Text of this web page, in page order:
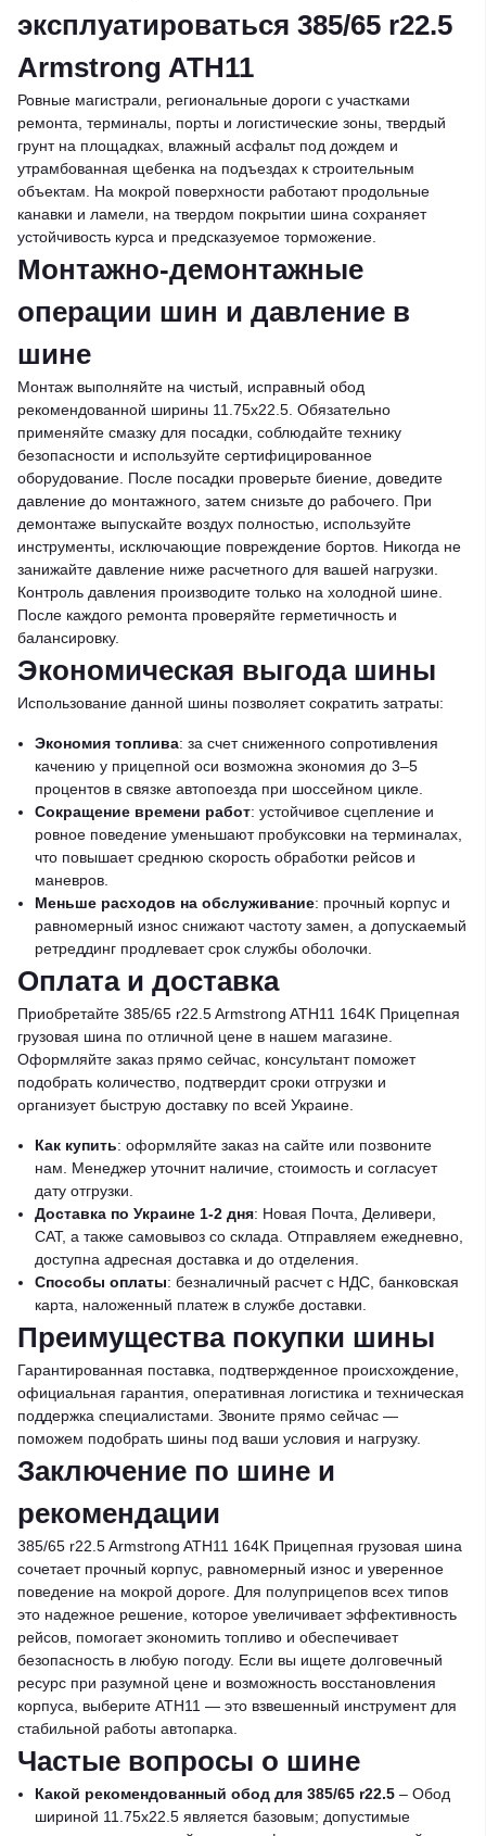
эксплуатироваться 385/65 r22.5
Armstrong ATH11
Ровные магистрали, региональные дороги с участками
ремонта, терминалы, порты и логистические зоны, твердый
грунт на площадках, влажный асфальт под дождем и
утрамбованная щебенка на подъездах к строительным
объектам. На мокрой поверхности работают продольные
канавки и ламели, на твердом покрытии шина сохраняет
устойчивость курса и предсказуемое торможение.
Монтажно-демонтажные
операции шин и давление в
шине
Монтаж выполняйте на чистый, исправный обод
рекомендованной ширины 11.75x22.5. Обязательно
применяйте смазку для посадки, соблюдайте технику
безопасности и используйте сертифицированное
оборудование. После посадки проверьте биение, доведите
давление до монтажного, затем снизьте до рабочего. При
демонтаже выпускайте воздух полностью, используйте
инструменты, исключающие повреждение бортов. Никогда не
занижайте давление ниже расчетного для вашей нагрузки.
Контроль давления производите только на холодной шине.
После каждого ремонта проверяйте герметичность и
балансировку.
Экономическая выгода шины
Использование данной шины позволяет сократить затраты:
Экономия топлива: за счет сниженного сопротивления
качению у прицепной оси возможна экономия до 3–5
процентов в связке автопоезда при шоссейном цикле.
Сокращение времени работ: устойчивое сцепление и
ровное поведение уменьшают пробуксовки на терминалах,
что повышает среднюю скорость обработки рейсов и
маневров.
Меньше расходов на обслуживание: прочный корпус и
равномерный износ снижают частоту замен, а допускаемый
ретреддинг продлевает срок службы оболочки.
Оплата и доставка
Приобретайте 385/65 r22.5 Armstrong ATH11 164K Прицепная
грузовая шина по отличной цене в нашем магазине.
Оформляйте заказ прямо сейчас, консультант поможет
подобрать количество, подтвердит сроки отгрузки и
организует быструю доставку по всей Украине.
Как купить: оформляйте заказ на сайте или позвоните
нам. Менеджер уточнит наличие, стоимость и согласует
дату отгрузки.
Доставка по Украине 1-2 дня: Новая Почта, Деливери,
САТ, а также самовывоз со склада. Отправляем ежедневно,
доступна адресная доставка и до отделения.
Способы оплаты: безналичный расчет с НДС, банковская
карта, наложенный платеж в службе доставки.
Преимущества покупки шины
Гарантированная поставка, подтвержденное происхождение,
официальная гарантия, оперативная логистика и техническая
поддержка специалистами. Звоните прямо сейчас —
поможем подобрать шины под ваши условия и нагрузку.
Заключение по шине и
рекомендации
385/65 r22.5 Armstrong ATH11 164K Прицепная грузовая шина
сочетает прочный корпус, равномерный износ и уверенное
поведение на мокрой дороге. Для полуприцепов всех типов
это надежное решение, которое увеличивает эффективность
рейсов, помогает экономить топливо и обеспечивает
безопасность в любую погоду. Если вы ищете долговечный
ресурс при разумной цене и возможность восстановления
корпуса, выберите ATH11 — это взвешенный инструмент для
стабильной работы автопарка.
Частые вопросы о шине
Какой рекомендованный обод для 385/65 r22.5 – Обод
шириной 11.75x22.5 является базовым; допустимые